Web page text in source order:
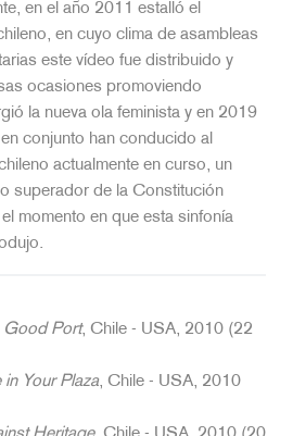
en el año 2011 estalló el
en cuyo clima de asambleas
este vídeo fue distribuido y
ocasiones promoviendo
la nueva ola feminista y en 2019
conjunto han conducido al
actualmente en curso, un
superador de la Constitución
momento en que esta sinfonía
Good Port, Chile - USA, 2010 (22
in Your Plaza, Chile - USA, 2010